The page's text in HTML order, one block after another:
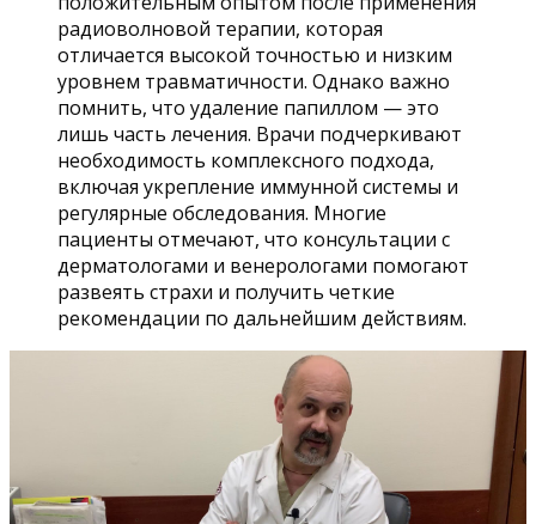
радиоволновой терапии, которая
отличается высокой точностью и низким
уровнем травматичности. Однако важно
помнить, что удаление папиллом — это
лишь часть лечения. Врачи подчеркивают
необходимость комплексного подхода,
включая укрепление иммунной системы и
регулярные обследования. Многие
пациенты отмечают, что консультации с
дерматологами и венерологами помогают
развеять страхи и получить четкие
рекомендации по дальнейшим действиям.